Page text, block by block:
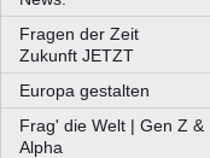
Fragen der
Zukunft JETZT
Europa gestalten
Frag' die Welt | Gen Z &
Alpha